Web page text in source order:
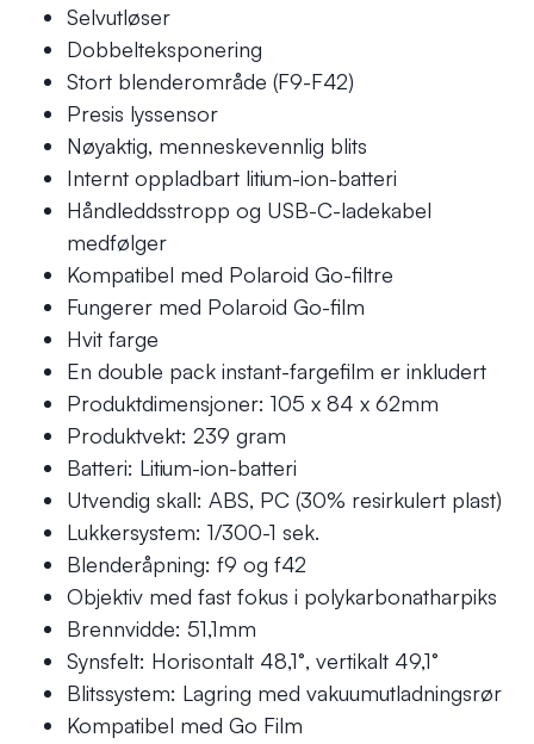
Selvutløser
Dobbelteksponering
Stort blenderområde (F9-F42)
Presis lyssensor
Nøyaktig, menneskevennlig blits
Internt oppladbart litium-ion-batteri
Håndleddsstropp og USB-C-ladekabel
medfølger
Kompatibel med Polaroid Go-filtre
Fungerer med Polaroid Go-film
Hvit farge
En double pack instant-fargefilm er inkludert
Produktdimensjoner: 105 x 84 x 62mm
Produktvekt: 239 gram
Batteri: Litium-ion-batteri
Utvendig skall: ABS, PC (30% resirkulert plast)
Lukkersystem: 1/300-1 sek.
Blenderåpning: f9 og f42
Objektiv med fast fokus i polykarbonatharpiks
Brennvidde: 51,1mm
Synsfelt: Horisontalt 48,1°, vertikalt 49,1°
Blitssystem: Lagring med vakuumutladningsrør
Kompatibel med Go Film